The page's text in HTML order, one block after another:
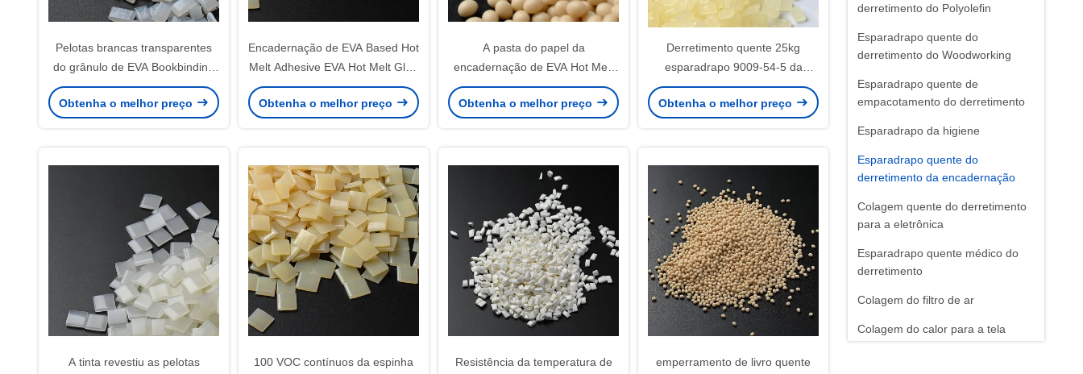
derretimento do Polyolefin
Esparadrapo quente do
derretimento do Woodworking
Esparadrapo quente de
empacotamento do derretimento
Esparadrapo da higiene
Esparadrapo quente do
derretimento da encadernação
Colagem quente do derretimento
para a eletrônica
Esparadrapo quente médico do
derretimento
Colagem do filtro de ar
Colagem do calor para a tela
Pelotas brancas transparentes
do grânulo de EVA Bookbinding
Hot Melt Adhesive
Obtenha o melhor preço
Encadernação de EVA Based Hot
Melt Adhesive EVA Hot Melt Glue
For do grânulo
Obtenha o melhor preço
A pasta do papel da
encadernação de EVA Hot Melt
Adhesive For cola 25
quilogramas
Obtenha o melhor preço
Derretimento quente 25kg
esparadrapo 9009-54-5 da
encadernação contínua das
pelotas dos grânulo
Obtenha o melhor preço
A tinta revestiu as pelotas
100 VOC contínuos da espinha
Resistência da temperatura de
emperramento de livro quente